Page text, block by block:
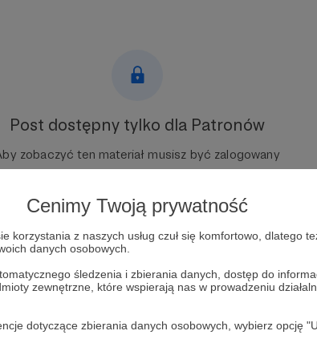
Cenimy Twoją prywatność
korzystania z naszych usług czuł się komfortowo, dlatego
danych osobowych.
śledzenia i zbierania danych, dostęp do
zewnętrzne, które wspierają nas w prowadzeniu
dotyczące zbierania danych osobowych, wybierz opcję
Post dostępny tylko dla Patronów
zobaczyć ten materiał musisz być zalogowany
Zostań Patronem
Zaloguj się